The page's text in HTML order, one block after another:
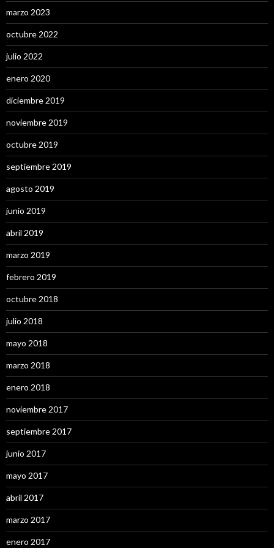
marzo 2023
octubre 2022
julio 2022
enero 2020
diciembre 2019
noviembre 2019
octubre 2019
septiembre 2019
agosto 2019
junio 2019
abril 2019
marzo 2019
febrero 2019
octubre 2018
julio 2018
mayo 2018
marzo 2018
enero 2018
noviembre 2017
septiembre 2017
junio 2017
mayo 2017
abril 2017
marzo 2017
enero 2017